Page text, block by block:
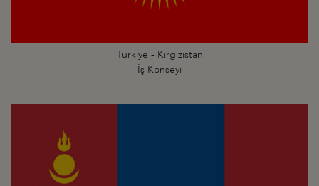
Türkiye - Kırgızistan
İş Konseyi